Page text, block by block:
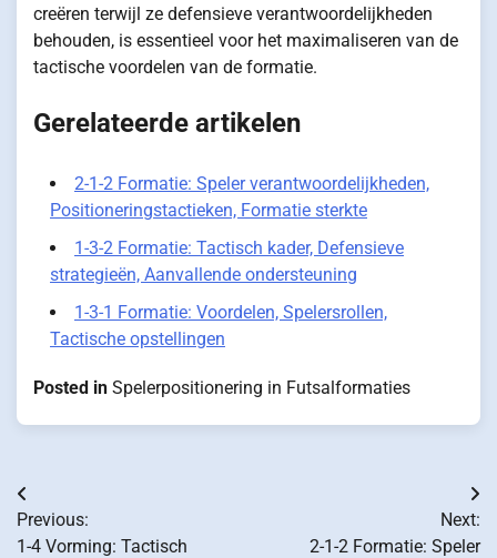
creëren terwijl ze defensieve verantwoordelijkheden
behouden, is essentieel voor het maximaliseren van de
tactische voordelen van de formatie.
Gerelateerde artikelen
2-1-2 Formatie: Speler verantwoordelijkheden,
Positioneringstactieken, Formatie sterkte
1-3-2 Formatie: Tactisch kader, Defensieve
strategieën, Aanvallende ondersteuning
1-3-1 Formatie: Voordelen, Spelersrollen,
Tactische opstellingen
Posted in Spelerpositionering in Futsalformaties
Post
navigation
Previous:
1-4 Vorming: Tactisch
Next:
2-1-2 Formatie: Speler